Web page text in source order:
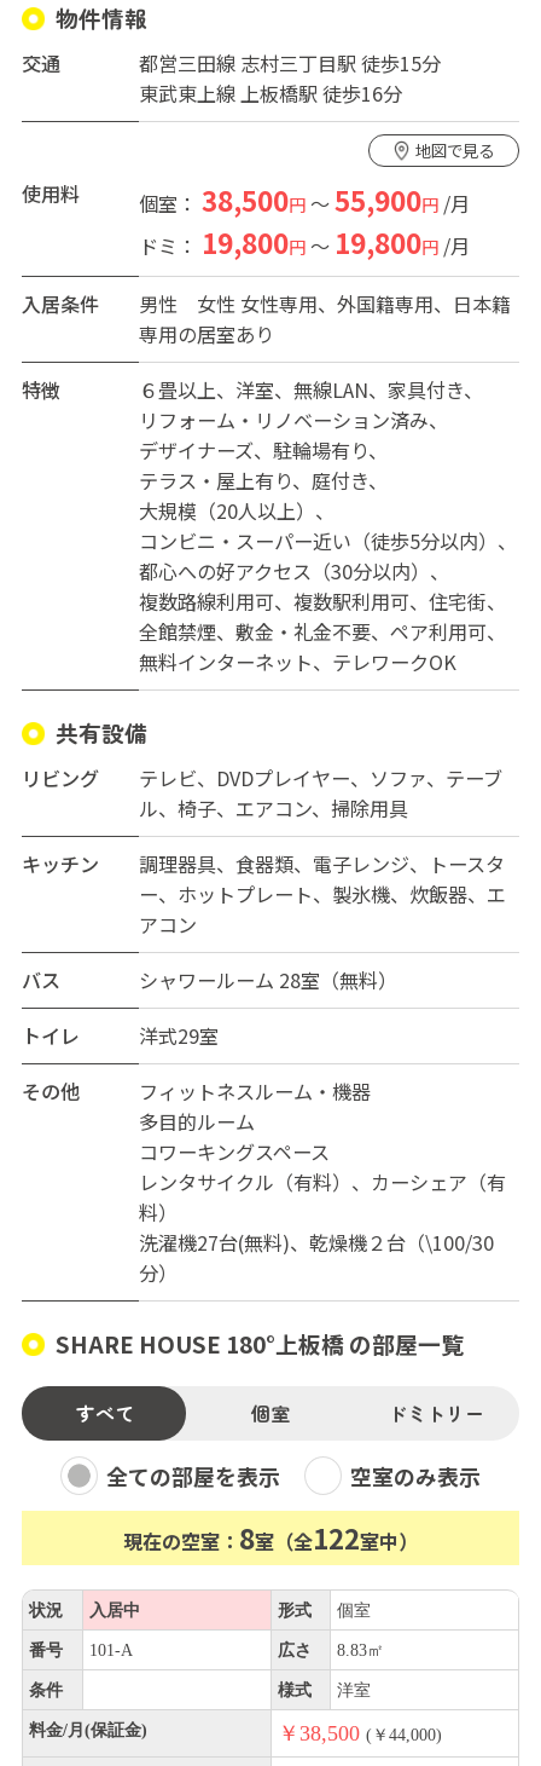
【フィットネスルームやカーシェアでアクティブに】
運動好きの方にはフィットネスルームがおすすめ。バイ
ク、ダンベルなどがあり、全身鏡もご用意しています。
日々の運動やストレス解消にお役立てください。
またバイク駐車可能、カーシェアもありますので、ぜひ
ハウスメイトとお出かけしてみてくださいね。
【ワクワクするコミュニティ！専用アプリ、英会話、ワ
イン定期便、Netflix】
入居者専用のアプリで、自己紹介やイベントのお誘いな
どができます。また、シェア180が運営する名古屋や金
沢、札幌や関東などの人ともつながることができます。
それ以外にも、週1回の無料オンライン英会話やNetflixな
ど充実のコンテンツを用意しています。
【池袋まで7分、大手町まで26分。都心が近い！】
上板橋駅と志村三丁目駅へはいずれも徒歩15分です。
上板橋駅から池袋駅まではたった7分！志村三丁目駅から
大手町駅まで26分。通勤・通学、遊びに重宝しそうで
両駅の周辺にはスーパーや薬局、レストランやファスト
フードもあります。
駐輪場は無料です。
【部屋は家具家電つき。女性専用にドミトリーも！】
4~5部屋ごとのユニットになっています（女性専用あ
り）。
ユニット内には洗濯機、シャワー、洗面台、ベランダ、
シンクがあるので使い勝手は抜群です。
部屋には机と椅子、エアコン、ベッド、冷蔵庫、収納器
具など家具家電を揃えています。
リモートワーカー向けの机や椅子が豪華な部屋（ハイグ
レード部屋）や大型収納がある部屋もあります。
お手頃にかつ、外国人と交流したい方にはドミトリーの
お部屋がおすすめ。
日本と外国の方が半分ずつ入居するので、毎日顔を合わ
せてお互いの言語を学ぶことができます。
物件情報
交通
都営三田線 志村三丁目駅 徒歩15分
東武東上線 上板橋駅 徒歩16分
地図で見る
使用料 個室： 38,500円～55,900円/月
ドミ： 19,800円～ 19,800円/月
入居条件
男性 女性 女性専用、外国籍専用、日本籍
専用の居室あり
特徴
６畳以上 洋室 無線LAN
家具付き
リフォーム・リノベーション済み
デザイナーズ
駐輪場有り
テラス・屋上有り
庭付き
大規模（20人以上）
コンビニ・スーパー近い（徒歩5分以内）
都心への好アクセス（30分以内）
複数路線利用可
複数駅利用可
住宅街
全館禁煙
敷金・礼金不要
ペア利用可
無料インターネット
テレワークOK
共有設備
リビング
テレビ、DVDプレイヤー、ソファ、テーブ
ル、椅子、エアコン、掃除用具
キッチン
調理器具、食器類、電子レンジ、トースタ
ー、ホットプレート、製氷機、炊飯器、エ
アコン
バス
シャワールーム 28室（無料）
トイレ
洋式29室
その他
フィットネスルーム・機器
多目的ルーム
コワーキングスペース
レンタサイクル（有料）、カーシェア（有
料）
洗濯機27台(無料)、乾燥機２台（\100/30
分）
SHARE HOUSE 180°上板橋 の部屋一覧
すべて 個室 ドミトリー
全ての部屋を表示 空室のみ表示
現在の空室： 8室（全122室中）
状況 入居中 形式 個室
番号 101-A 広さ 8.83㎡
条件 様式 洋室
料金/月(保証金) ￥38,500 (￥44,000)